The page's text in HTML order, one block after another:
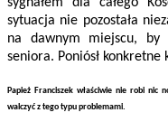
sygnałem dla całego
sytuacja nie pozostała
na dawnym miejscu, by
seniora. Poniósł konkretne
Papież Franciszek właściwie nie robi nic
walczyć z tego typu problemami.